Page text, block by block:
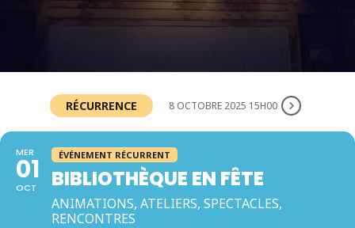
RÉCURRENCE 8 OCTOBRE 2025 15H00
MER
01
OCT
ÉVÉNEMENT RÉCURRENT
BIBLIOTHÈQUE EN FÊTE
ANIMATIONS, ATELIERS, SPECTACLES,
RENCONTRES